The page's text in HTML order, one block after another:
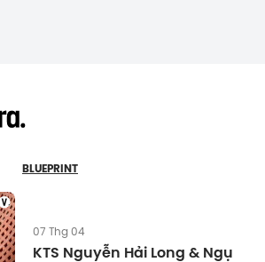
BLUEPRINT
07 Thg 04
KTS Nguyễn Hải Long & Ngụ